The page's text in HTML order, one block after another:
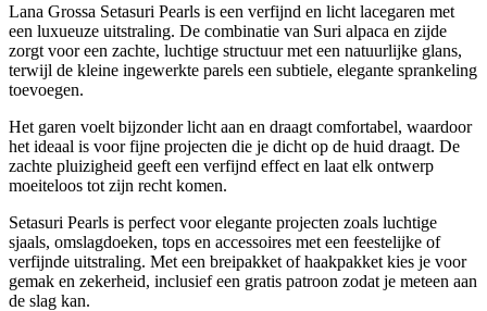
Lana Grossa Setasuri Pearls is een verfijnd en licht lacegaren met
een luxueuze uitstraling. De combinatie van Suri alpaca en zijde
zorgt voor een zachte, luchtige structuur met een natuurlijke glans,
terwijl de kleine ingewerkte parels een subtiele, elegante sprankeling
toevoegen.
Het garen voelt bijzonder licht aan en draagt comfortabel, waardoor
het ideaal is voor fijne projecten die je dicht op de huid draagt. De
zachte pluizigheid geeft een verfijnd effect en laat elk ontwerp
moeiteloos tot zijn recht komen.
Setasuri Pearls is perfect voor elegante projecten zoals luchtige
sjaals, omslagdoeken, tops en accessoires met een feestelijke of
verfijnde uitstraling. Met een breipakket of haakpakket kies je voor
gemak en zekerheid, inclusief een gratis patroon zodat je meteen aan
de slag kan.